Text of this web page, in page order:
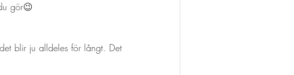
gör😉
blir ju alldeles för långt. Det